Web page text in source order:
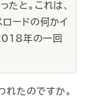
と。これは、
ードの何かイ
年の一回
れたのですか。